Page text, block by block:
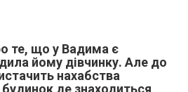
те, що у Вадима є
йому дівчинку. Але до
нахабства
де знаходиться